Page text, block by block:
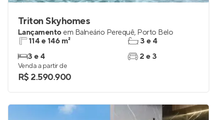
Triton Skyhomes
Lançamento em Balneário Perequê, Porto Belo
114 e 146 m²
3 e 4
3 e 4
2 e 3
Venda a partir de
R$ 2.590.900